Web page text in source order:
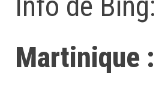
Martinique